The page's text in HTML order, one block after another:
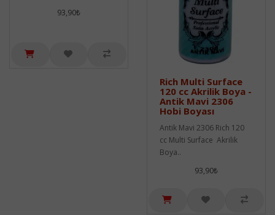
93,90₺
Rich Multi Surface
120 cc Akrilik Boya -
Antik Mavi 2306
Hobi Boyası
Antik Mavi 2306 Rich 120
cc Multi Surface Akrilik
Boya..
93,90₺